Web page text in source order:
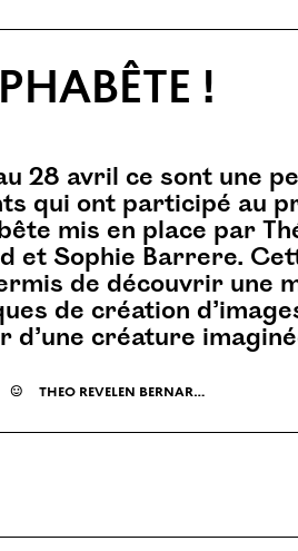
!
28 avril ce sont une
qui ont participé au
mis en place par
et Sophie Barrere.
de découvrir une
de création
d’une créature
☺ théo revelen bernard et sophie barrere